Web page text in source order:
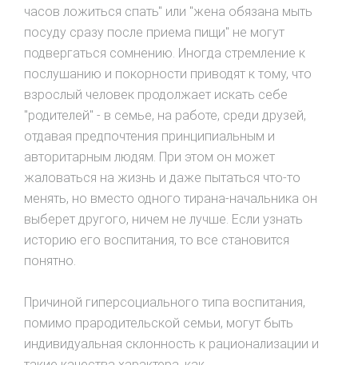
часов ложиться спать" или "жена обязана мыть
посуду сразу после приема пищи" не могут
подвергаться сомнению. Иногда стремление к
послушанию и покорности приводят к тому, что
взрослый человек продолжает искать себе
"родителей" - в семье, на работе, среди друзей,
отдавая предпочтения принципиальным и
авторитарным людям. При этом он может
жаловаться на жизнь и даже пытаться что-то
менять, но вместо одного тирана-начальника он
выберет другого, ничем не лучше. Если узнать
историю его воспитания, то все становится
понятно.
Причиной гиперсоциального типа воспитания,
помимо прародительской семьи, могут быть
индивидуальная склонность к рационализации и